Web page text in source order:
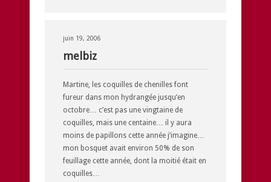
juin 19, 2006
melbiz
Martine, les coquilles de chenilles font
fureur dans mon hydrangée jusqu’en
octobre… c’est pas une vingtaine de
coquilles, mais une centaine… il y aura
moins de papillons cette année j’imagine…
mon bosquet avait environ 50% de son
feuillage cette année, dont la moitié était en
coquilles…